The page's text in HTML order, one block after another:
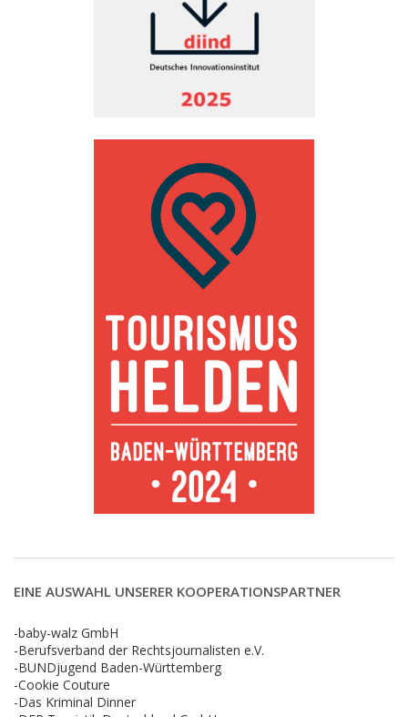
EINE AUSWAHL UNSERER KOOPERATIONSPARTNER
-baby-walz GmbH
-Berufsverband der Rechtsjournalisten e.V.
-BUNDjugend Baden-Württemberg
-Cookie Couture
-Das Kriminal Dinner